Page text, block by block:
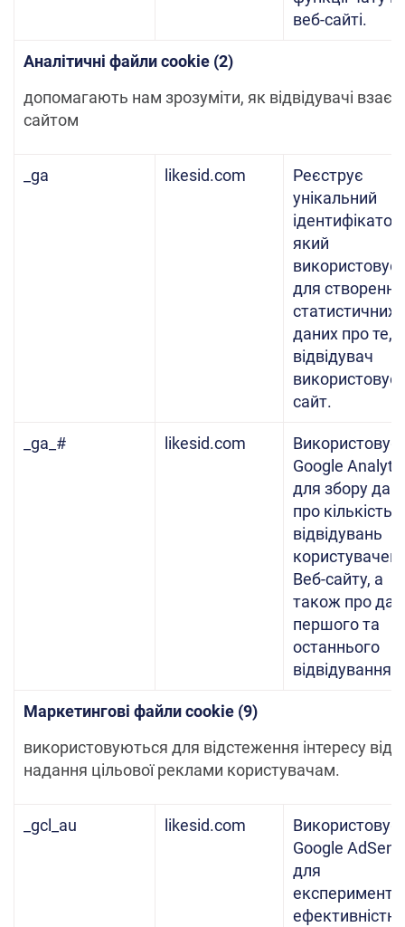
веб-сайті.
Аналітичні файли cookie (2)
допомагають нам зрозуміти, як відвідувачі
сайтом
_ga likesid.com
Реєструє
унікальний
ідентифікатор,
який
для створення
статистичних
даних про те,
відвідувач
використовує
сайт.
_ga_# likesid.com
Google
для збору
про кількість
відвідувань
користувачем
Веб-сайту, а
також про
першого та
останнього
відвідування.
Маркетингові файли cookie (9)
використовуються для відстеження інтересу
надання цільової реклами користувачам.
_gcl_au likesid.com
Google
для
ефективністю